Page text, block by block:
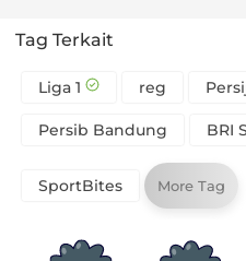
Tag Terkait
Liga 1 reg
Persib Bandung BRI
SportBites More Tag